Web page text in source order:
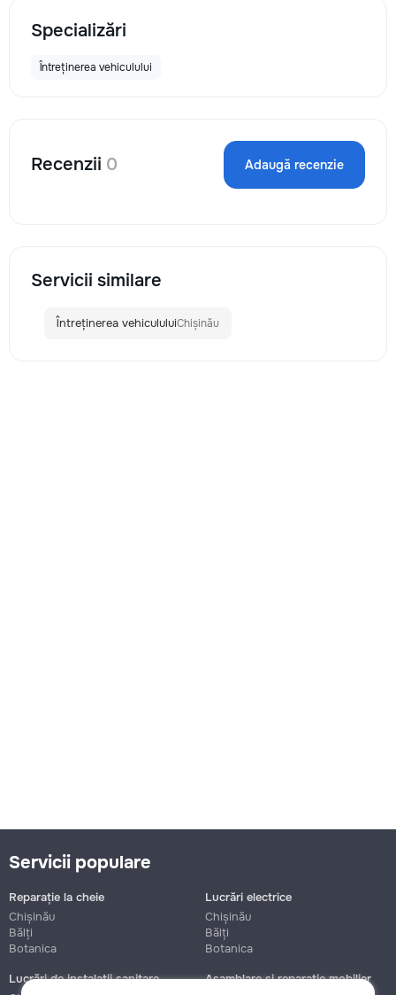
Specializări
Întreținerea vehiculului
Recenzii 0 Adaugă recenzie
Servicii similare
Întreținerea vehicululuiChișinău
Servicii populare
Reparație la cheie
Chișinău
Bălți
Botanica
Lucrări electrice
Chișinău
Bălți
Botanica
Lucrări de instalații sanitare
Asamblare și reparație mobilier